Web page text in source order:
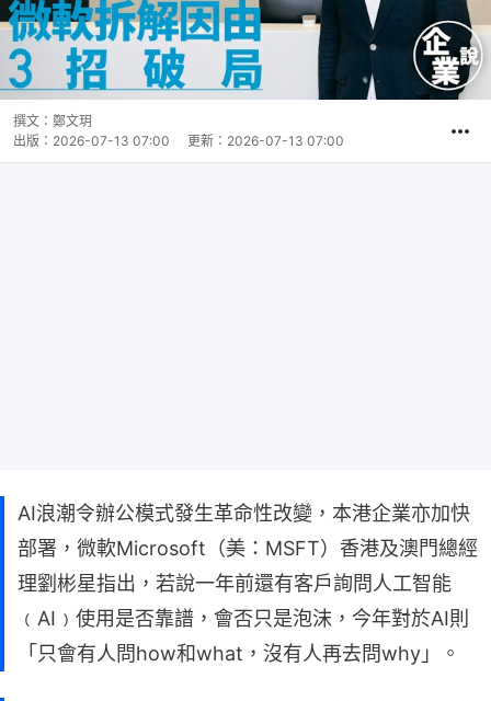
撰文： 鄭文玥
出版： 2026-07-13 07:00 更新： 2026-07-13 07:00
AI浪潮令辦公模式發生革命性改變，本港企業亦加快
部署，微軟Microsoft（美：MSFT）香港及澳門總經
理劉彬星指出，若說一年前還有客戶詢問人工智能
﹙AI﹚使用是否靠譜，會否只是泡沫，今年對於AI則
「只會有人問how和what，沒有人再去問why」。